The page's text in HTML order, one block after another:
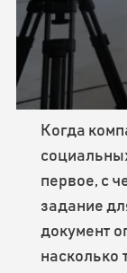
Когда
первое, с
задание
документ
насколько